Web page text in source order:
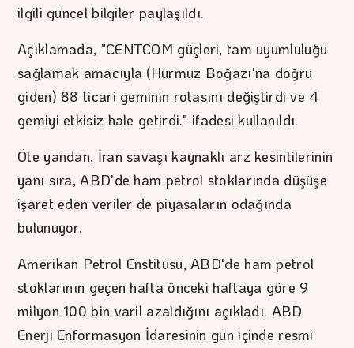
ilgili güncel bilgiler paylaşıldı.
Açıklamada, "CENTCOM güçleri, tam uyumluluğu
sağlamak amacıyla (Hürmüz Boğazı'na doğru
giden) 88 ticari geminin rotasını değiştirdi ve 4
gemiyi etkisiz hale getirdi." ifadesi kullanıldı.
Öte yandan, İran savaşı kaynaklı arz kesintilerinin
yanı sıra, ABD'de ham petrol stoklarında düşüşe
işaret eden veriler de piyasaların odağında
bulunuyor.
Amerikan Petrol Enstitüsü, ABD'de ham petrol
stoklarının geçen hafta önceki haftaya göre 9
milyon 100 bin varil azaldığını açıkladı. ABD
Enerji Enformasyon İdaresinin gün içinde resmi